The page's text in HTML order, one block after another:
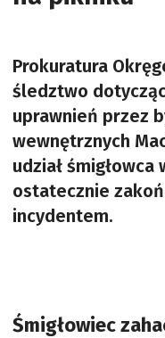
Prokuratura
śledztwo
uprawnień przez
wewnętrznych
udział
ostatecznie
incydentem.
Śmigłowiec